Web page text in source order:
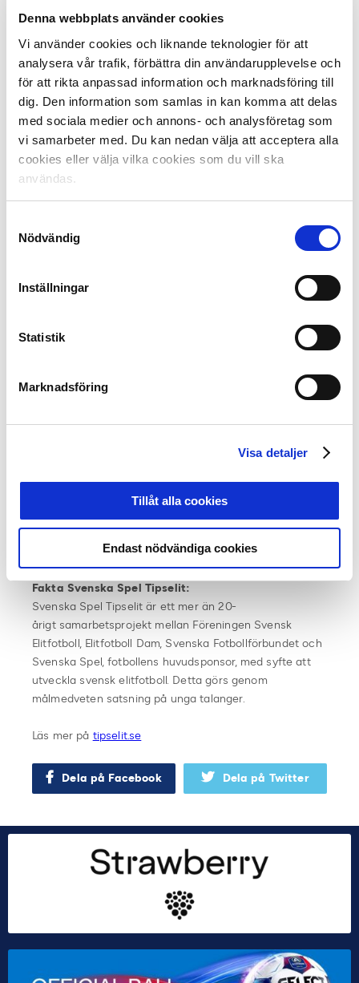
Denna webbplats använder cookies
Vi använder cookies och liknande teknologier för att
analysera vår trafik, förbättra din användarupplevelse och
för att rikta anpassad information och marknadsföring till
dig. Den information som samlas in kan komma att delas
med sociala medier och annons- och analysföretag som
vi samarbeter med. Du kan nedan välja att acceptera alla
cookies eller välja vilka cookies som du vill ska
användas.
Nödvändig
Inställningar
Statistik
Marknadsföring
Visa detaljer
Tillåt alla cookies
Endast nödvändiga cookies
Kl.13 Plats 3-4
Fakta Skandinaviska mästerskapen för U19-lag:
Spelas för första året och tanken är att skapa
internationell matchning och att förlänga säsongen för
våra bästa U19-lag.
Deltar gör lag från Sverige, Norge och Danmark. I
Sveriges fall representerar vinnaren av U19-serien
Malmö, tvåan Elfsborg och ett av de förlorande lagen i
medverkar det lag som hade mest poäng i U19-serien
Leaguelaget Midtjylland. För Norge deltar Rosenborg i
egenskap av UEFA Youth Leaguelag, samt Vålerenga
mästerskapen.
Danmark: Midtjylland, Odense
Sverige: Elfsborg, Malmö, Brommapojkarna
Alla matcher spelas i Prioritet Serneke Arena i
Skandinaviens främsta U19-lag koras i Göteborg
”Hög nivå på samtliga lag”
Fakta Svenska Spel Tipselit:
Svenska Spel Tipselit är ett mer än 20-
årigt samarbetsprojekt mellan Föreningen Svensk
Elitfotboll, Elitfotboll Dam, Svenska Fotbollförbundet och
Svenska Spel, fotbollens huvudsponsor, med syfte att
utveckla svensk elitfotboll. Detta görs genom
målmedveten satsning på unga talanger.
Läs mer på tipselit.se
Dela på Facebook Dela på Twitter